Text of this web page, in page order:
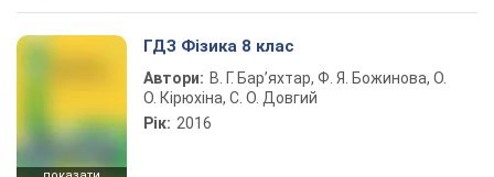
ГДЗ Фізика 8 клас
Автори: В. Г. Бар’яхтар, Ф. Я. Божинова, О.
О. Кірюхіна, С. О. Довгий
Рік: 2016